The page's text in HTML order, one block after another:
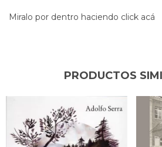
Miralo por dentro haciendo click acá
PRODUCTOS